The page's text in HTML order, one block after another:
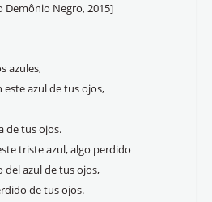
Demônio Negro, 2015]
azules,
azul de tus ojos,
de tus ojos.
triste azul, algo perdido
del azul de tus ojos,
de tus ojos.